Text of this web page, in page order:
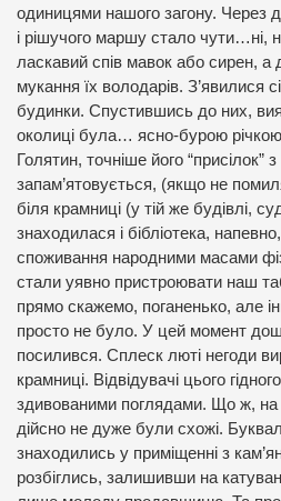
одиницями нашого загону. Через
і рішучого маршу стало чути…ні,
ласкавий спів мавок або сирен, а
мукання їх володарів. З’явилися
будинки. Спустившись до них,
околиці була… ясно-бурою
Голятин, точніше його
запам’ятовується, (якщо не
біля крамниці (у тій же будівлі,
знаходилася і бібліотека,
споживання народними масами
стали уявно пристроювати наш
прямо скажемо, поганенько, але
просто не було. У цей момент
посилився. Сплеск люті негоди
крамниці. Відвідувачі цього
здивованими поглядами. Що ж, на
дійсно не дуже були схожі.
знаходились у приміщенні з
розбіглись, залишивши на